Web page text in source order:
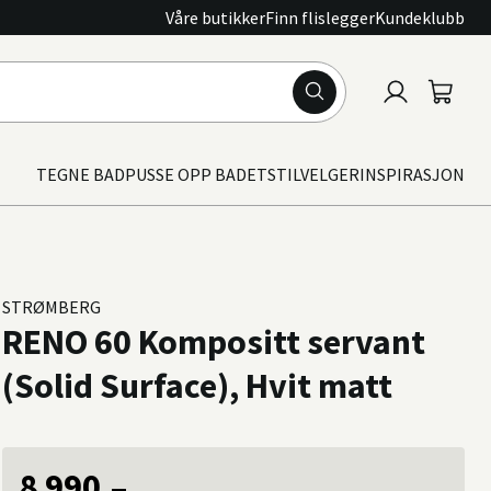
Våre butikkerFinn flisleggerKundeklubb
TEGNE BADPUSSE OPP BADETSTILVELGERINSPIRASJON
STRØMBERG
RENO 60 Kompositt servant
(Solid Surface), Hvit matt